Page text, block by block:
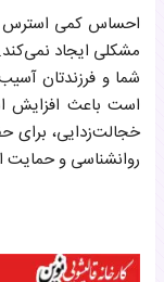
احساس کمی استرس
مشکلی ایجاد
شما و فرزندتان
است باعث افزایش
خجالت‌زدایی، برای
روانشناسی و حمایت